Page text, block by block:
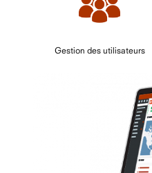
Gestion des utilisateurs